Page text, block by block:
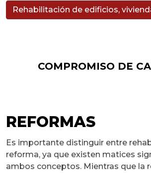
Rehabilitación de edificios,
COMPROMISO DE
REFORMAS
Es importante distinguir entre
reforma, ya que existen matices
ambos conceptos. Mientras que la